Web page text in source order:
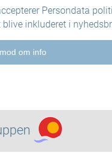
Persondata
inkluderet i
om info